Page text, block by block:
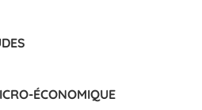
ÉCONOMIQUE